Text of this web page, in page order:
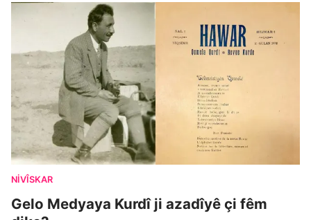
NIVÎSKAR
Gelo Medyaya Kurdî ji azadîyê çi fêm